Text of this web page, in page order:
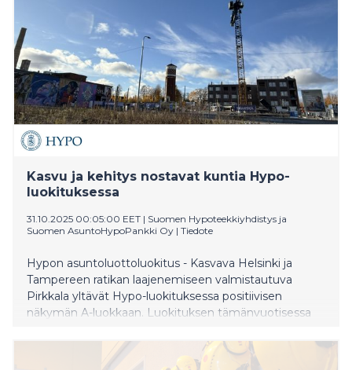
Kasvu ja kehitys nostavat kuntia Hypo-
luokituksessa
31.10.2025 00:05:00 EET | Suomen Hypoteekkiyhdistys ja
Suomen AsuntoHypoPankki Oy | Tiedote
Hypon asuntoluottoluokitus - Kasvava Helsinki ja
Tampereen ratikan laajenemiseen valmistautuva
Pirkkala yltävät Hypo-luokituksessa positiivisen
näkymän A-luokkaan. Luokituksen tämänvuotisessa
11 kuntaa. Suuren keskuskaupungin ympärille
rakentuvat vireät kehyskunnat muodostavat yhdessä